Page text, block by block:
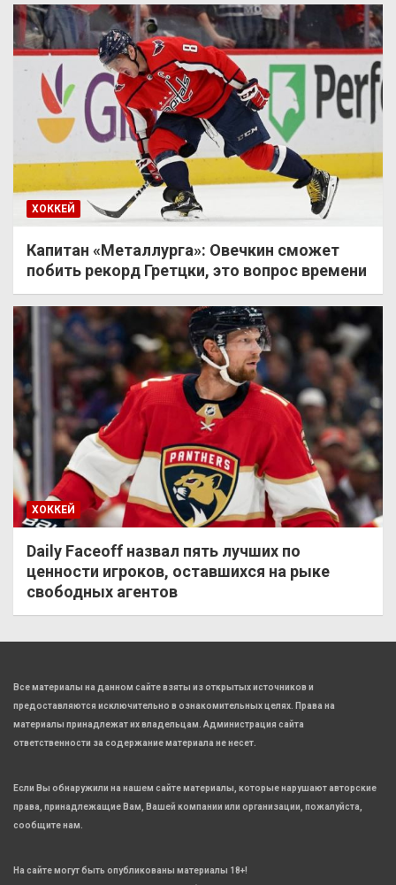
ХОККЕЙ
Капитан «Металлурга»: Овечкин сможет
побить рекорд Гретцки, это вопрос времени
ХОККЕЙ
Daily Faceoff назвал пять лучших по
ценности игроков, оставшихся на рыке
свободных агентов
Все материалы на данном сайте взяты из открытых источников и
предоставляются исключительно в ознакомительных целях. Права на
материалы принадлежат их владельцам. Администрация сайта
ответственности за содержание материала не несет.
Если Вы обнаружили на нашем сайте материалы, которые нарушают авторские
права, принадлежащие Вам, Вашей компании или организации, пожалуйста,
сообщите нам.
На сайте могут быть опубликованы материалы 18+!